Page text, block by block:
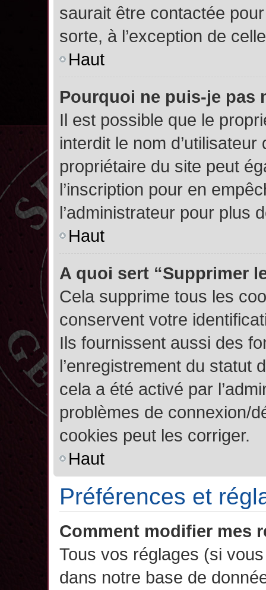
saurait être contactée
sorte, à l’exception de
Haut
Pourquoi ne puis-je pas
Il est possible que le
interdit le nom
propriétaire du site peut
l’inscription pour en
l’administrateur pour plus
Haut
A quoi sert “Supprimer
Cela supprime tous les
conservent votre
Ils fournissent aussi des
l’enregistrement du statut
cela a été activé par
problèmes de connexion/
cookies peut les corriger.
Haut
Préférences et
Comment modifier mes
Tous vos réglages (si
dans notre base de